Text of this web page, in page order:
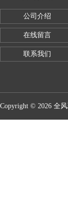
公司介绍
在线留言
联系我们
Copyright © 2026 全